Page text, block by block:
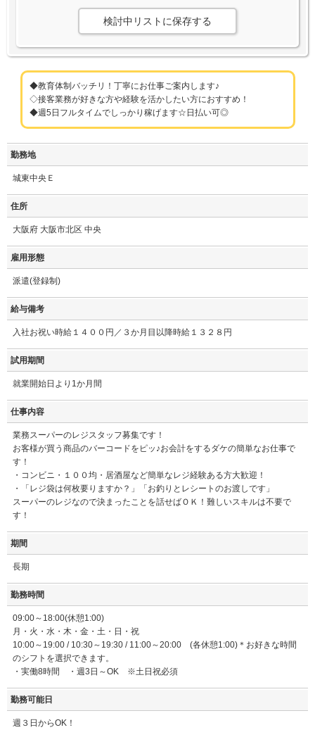
検討中リストに保存する
◆教育体制バッチリ！丁寧にお仕事ご案内します♪
◇接客業務が好きな方や経験を活かしたい方におすすめ！
◆週5日フルタイムでしっかり稼げます☆日払い可◎
勤務地
城東中央Ｅ
住所
大阪府 大阪市北区 中央
雇用形態
派遣(登録制)
給与備考
入社お祝い時給１４００円／３か月目以降時給１３２８円
試用期間
就業開始日より1か月間
仕事内容
業務スーパーのレジスタッフ募集です！
お客様が買う商品のバーコードをピッ♪お会計をするダケの簡単なお仕事で
す！
・コンビニ・１００均・居酒屋など簡単なレジ経験ある方大歓迎！
・「レジ袋は何枚要りますか？」「お釣りとレシートのお渡しです」
スーパーのレジなので決まったことを話せばＯＫ！難しいスキルは不要で
す！
期間
長期
勤務時間
09:00～18:00(休憩1:00)
月・火・水・木・金・土・日・祝
10:00～19:00 / 10:30～19:30 / 11:00～20:00 (各休憩1:00)＊お好きな時間
のシフトを選択できます。
・実働8時間 ・週3日～OK ※土日祝必須
勤務可能日
週３日からOK！